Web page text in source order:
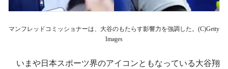
マンフレッドコミッショナーは、大谷のもたらす影響力を強調した。(C)Getty
Images
いまや日本スポーツ界のアイコンともなっている大谷翔